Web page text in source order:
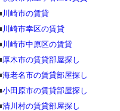
川崎市の賃貸
川崎市幸区の賃貸
川崎市中原区の賃貸
厚木市の賃貸部屋探し
海老名市の賃貸部屋探し
小田原市の賃貸部屋探し
清川村の賃貸部屋探し